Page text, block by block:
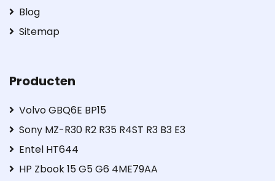
Blog
Sitemap
Producten
Volvo GBQ6E BP15
Sony MZ-R30 R2 R35 R4ST R3 B3 E3
Entel HT644
HP Zbook 15 G5 G6 4ME79AA